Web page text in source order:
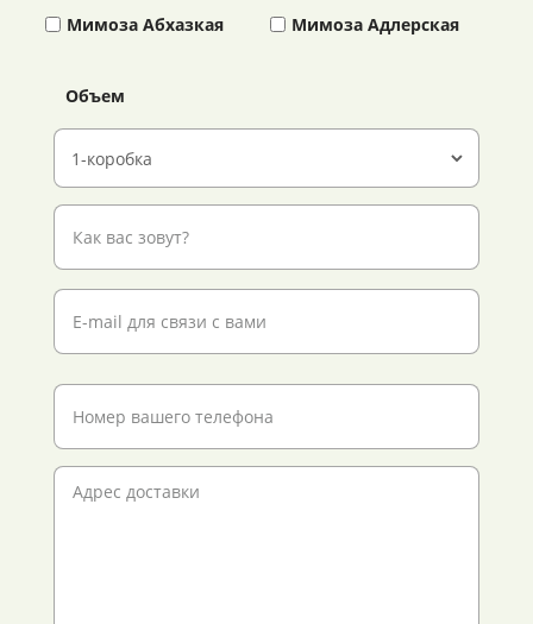
Мимоза Абхазкая Мимоза Адлерская
Объем